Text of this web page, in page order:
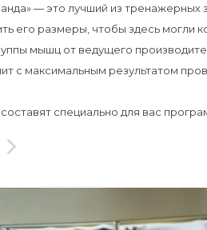
— это лучший из тренажерных
его размеры, чтобы здесь могли
мышц от ведущего
с максимальным результатом
специально для вас